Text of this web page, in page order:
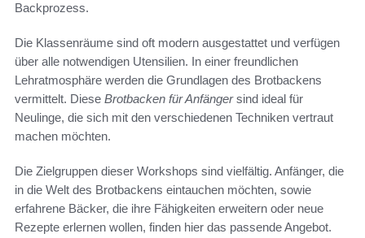
Backprozess.
Die Klassenräume sind oft modern ausgestattet und verfügen
über alle notwendigen Utensilien. In einer freundlichen
Lehratmosphäre werden die Grundlagen des Brotbackens
vermittelt. Diese Brotbacken für Anfängersind ideal für
Neulinge, die sich mit den verschiedenen Techniken vertraut
machen möchten.
Die Zielgruppen dieser Workshops sind vielfältig. Anfänger, die
in die Welt des Brotbackens eintauchen möchten, sowie
erfahrene Bäcker, die ihre Fähigkeiten erweitern oder neue
Rezepte erlernen wollen, finden hier das passende Angebot.